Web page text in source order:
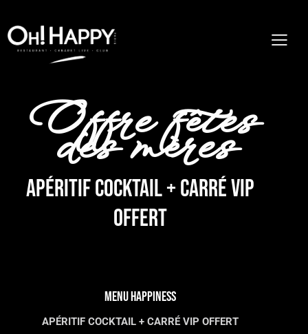
Offre fêtes
des mères
APÉRITIF COCKTAIL + CARRÉ VIP
OFFERT
MENU HAPPINESS
APÉRITIF COCKTAIL + CARRÉ VIP OFFERT